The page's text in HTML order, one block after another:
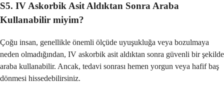
S5. IV Askorbik Asit Aldıktan Sonra Araba
Kullanabilir miyim?
Çoğu insan, genellikle önemli ölçüde uyuşukluğa veya bozulmaya
neden olmadığından, IV askorbik asit aldıktan sonra güvenli bir şekilde
araba kullanabilir. Ancak, tedavi sonrası hemen yorgun veya hafif baş
dönmesi hissedebilirsiniz.